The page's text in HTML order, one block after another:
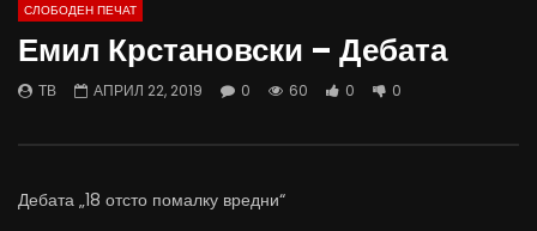
07.08.2026
0
1.2K
06.08.2026
СЛОБОДЕН ПЕЧАТ
Емил Крстановски – Дебата
ТВ АПРИЛ 22, 2019 0 60 0 0
Дебата „18 отсто помалку вредни“